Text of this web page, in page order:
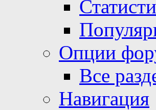
Опции
Все
Навигация